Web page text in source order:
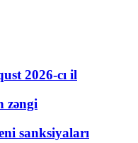
2026-cı il
zəngi
sanksiyaları